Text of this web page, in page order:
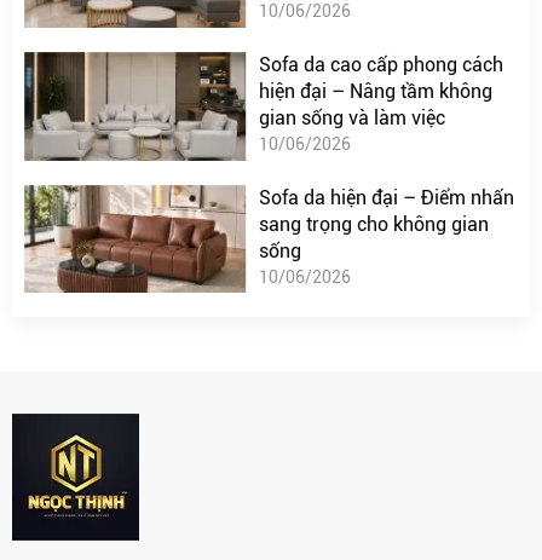
10/06/2026
Sofa da cao cấp phong cách
hiện đại – Nâng tầm không
gian sống và làm việc
10/06/2026
Sofa da hiện đại – Điểm nhấn
sang trọng cho không gian
sống
10/06/2026